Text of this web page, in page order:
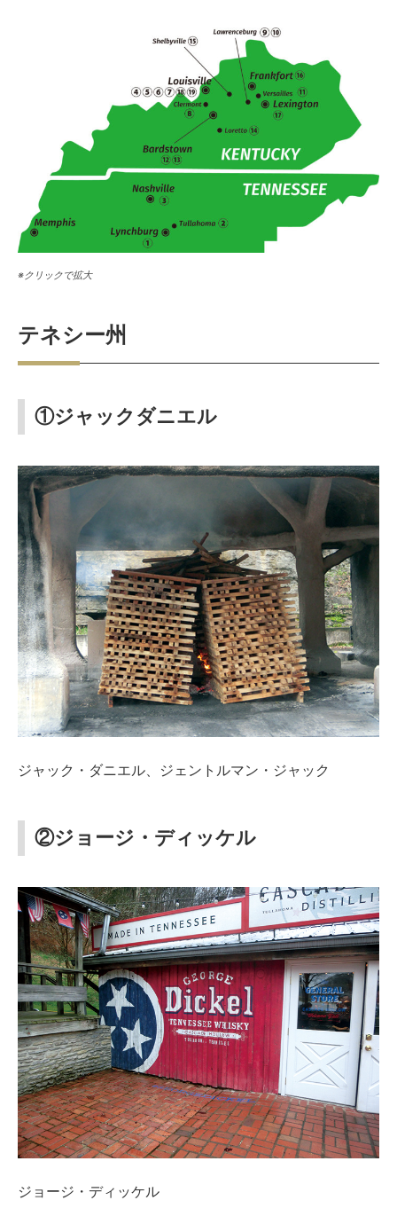
※クリックで拡大
テネシー州
①ジャックダニエル
ジャック・ダニエル、ジェントルマン・ジャック
②ジョージ・ディッケル
ジョージ・ディッケル